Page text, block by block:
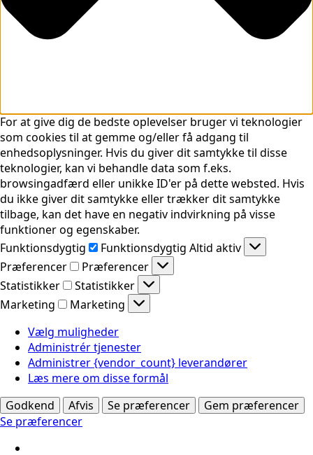
For at give dig de bedste oplevelser bruger vi teknologier
som cookies til at gemme og/eller få adgang til
enhedsoplysninger. Hvis du giver dit samtykke til disse
teknologier, kan vi behandle data som f.eks.
browsingadfærd eller unikke ID'er på dette websted. Hvis
du ikke giver dit samtykke eller trækker dit samtykke
tilbage, kan det have en negativ indvirkning på visse
funktioner og egenskaber.
Funktionsdygtig
Funktionsdygtig Altid aktiv
Præferencer
Præferencer
Statistikker
Statistikker
Marketing
Marketing
Vælg muligheder
Administrér tjenester
Administrer {vendor_count} leverandører
Læs mere om disse formål
Godkend
Afvis Se præferencer
Gem præferencer
Se præferencer